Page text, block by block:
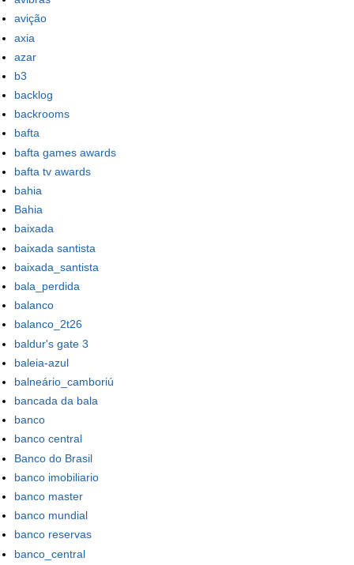
avição
axia
azar
b3
backlog
backrooms
bafta
bafta games awards
bafta tv awards
bahia
Bahia
baixada
baixada santista
baixada_santista
bala_perdida
balanco
balanco_2t26
baldur's gate 3
baleia-azul
balneário_camboriú
bancada da bala
banco
banco central
Banco do Brasil
banco imobiliario
banco master
banco mundial
banco reservas
banco_central